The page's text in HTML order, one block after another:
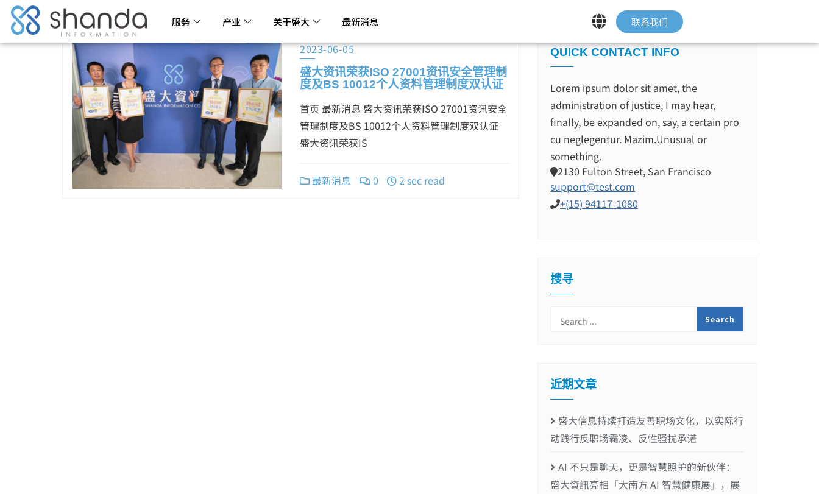
服务 产业 关于盛大 最新消息 联系我们
2023-06-05
盛大资讯荣获ISO 27001资讯安全管理制
度及BS 10012个人资料管理制度双认证
首页 最新消息 盛大资讯荣获ISO 27001资讯安全
管理制度及BS 10012个人资料管理制度双认证
盛大资讯荣获IS
最新消息 0 2 sec read
QUICK CONTACT INFO
Lorem ipsum dolor sit amet, the
administration of justice, I may hear,
finally, be expanded on, say, a certain pro
cu neglegentur. Mazim.Unusual or
something.
2130 Fulton Street, San Francisco
support@test.com
+(15) 94117-1080
搜寻
近期文章
盛大信息持续打造友善职场文化，以实际行
动践行反职场霸凌、反性骚扰承诺
AI 不只是聊天，更是智慧照护的新伙伴：
盛大資訊亮相「大南方 AI 智慧健康展」，展